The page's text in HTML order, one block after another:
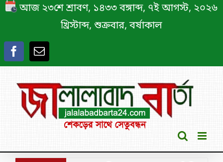
Skip
content
আজ ২৩শে শ্রাবণ, ১৪৩৩ বঙ্গাব্দ, ৭ই আগস্ট, ২০২৬
খ্রিস্টাব্দ, শুক্রবার, বর্ষাকাল